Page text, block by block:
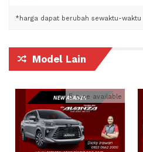
*harga dapat berubah sewaktu-waktu
Model Lain
5type available